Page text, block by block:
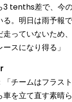
3 tenths差で、今
る。明日は雨予報
走っていないため
スになり得る」
チームはフラス
を立て直す素晴